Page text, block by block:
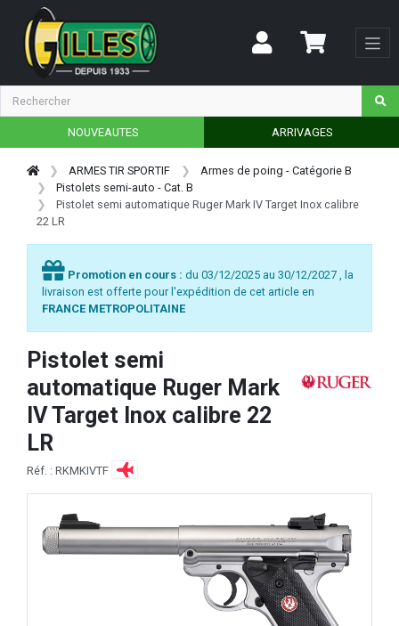
NOUVEAUTES ARRIVAGES
ARMES TIR SPORTIF
Armes de poing - Catégorie B
Pistolets semi-auto - Cat. B
Pistolet semi automatique Ruger Mark IV Target Inox calibre
22 LR
Promotion en cours : du 03/12/2025 au 30/12/2027 , la
livraison est offerte pour l'expédition de cet article en
FRANCE METROPOLITAINE
Pistolet semi
automatique Ruger Mark
IV Target Inox calibre 22
LR
Réf. : RKMKIVTF